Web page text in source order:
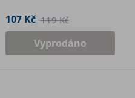
107 Kč 119 Kč
Vyprodáno